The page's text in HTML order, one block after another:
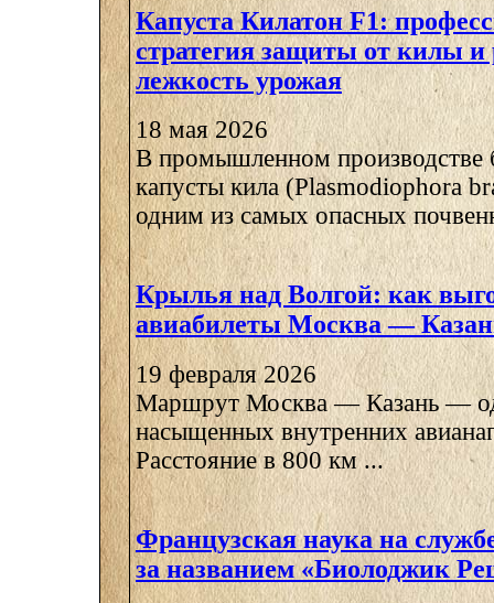
Капуста Килатон F1:
стратегия защиты от килы и
лежкость урожая
18 мая 2026
В промышленном производстве
капусты кила (Plasmodiophora
одним из самых опасных
Крылья над Волгой: как
авиабилеты Москва —
19 февраля 2026
Маршрут Москва — Казань —
насыщенных внутренних
Расстояние в 800 км ...
Французская наука на
за названием «Биолоджик